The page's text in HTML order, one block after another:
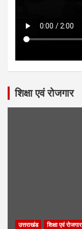
शिक्षा एवं रोजगार
उत्तराखंड शिक्षा एवं रोजगार